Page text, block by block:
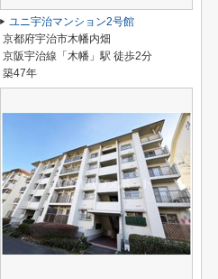
ユニ宇治マンション2号館
京都府宇治市木幡内畑
京阪宇治線「木幡」駅 徒歩2分
築47年